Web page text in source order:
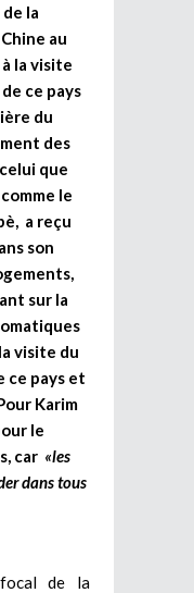
la
au
la visite
ce pays
du
des
que
le
a reçu
son
sur la
visite du
ce pays et
Karim
le
car «les
dans tous
de la